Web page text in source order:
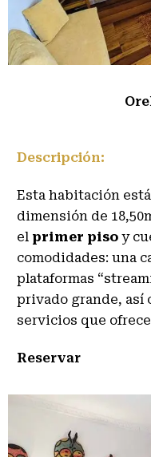
Descripción:
Esta habitación
dimensión de
el primer piso y
comodidades: una
plataformas
privado grande, así
servicios que
Reservar